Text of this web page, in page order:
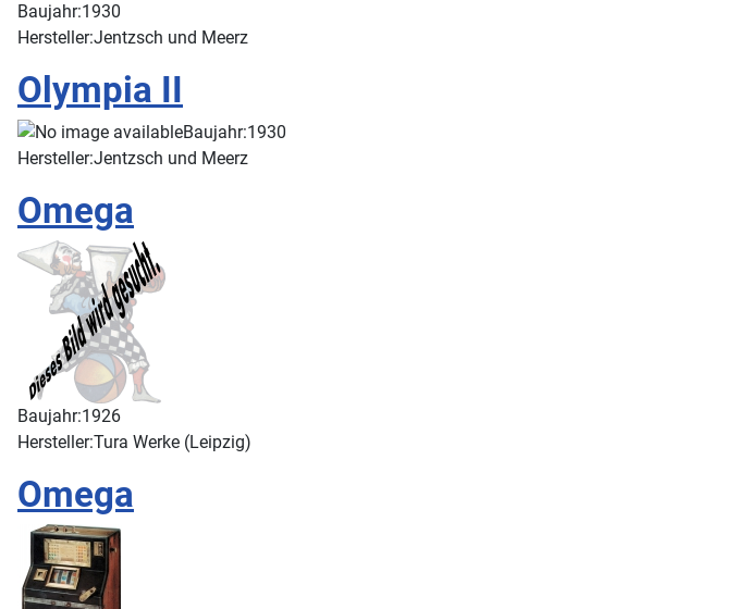
Baujahr:1930
Hersteller:Jentzsch und Meerz
Olympia II
Baujahr:1930
Hersteller:Jentzsch und Meerz
Omega
Baujahr:1926
Hersteller:Tura Werke (Leipzig)
Omega